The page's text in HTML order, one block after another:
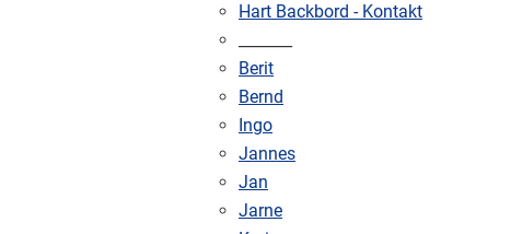
Hart Backbord - Kontakt
Berit
Bernd
Ingo
Jannes
Jan
Jarne